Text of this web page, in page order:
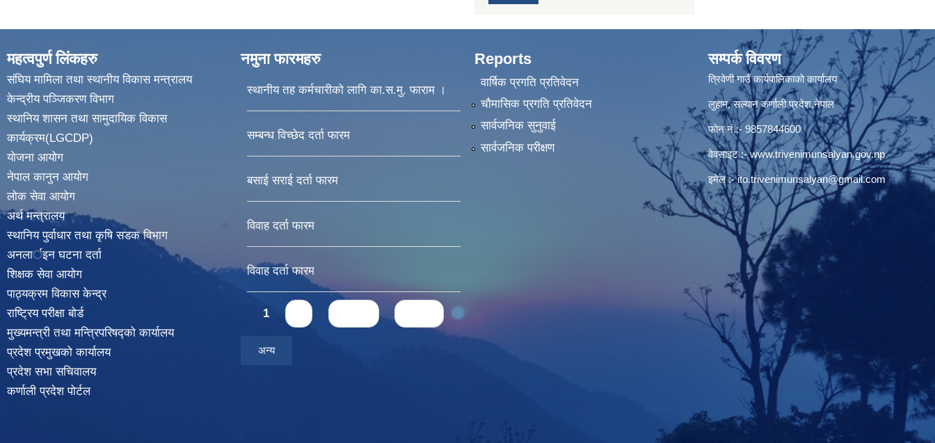
महत्वपुर्ण लिंकहरु
संघिय मामिला तथा स्थानीय विकास मन्त्रालय
केन्द्रीय पञ्जिकरण विभाग
स्थानिय शासन तथा सामुदायिक विकास
कार्यक्रम(LGCDP)
योजना आयोग
नेपाल कानुन आयोग
लोक सेवा आयोग
अर्थ मन्त्रालय
स्थानिय पुर्वाधार तथा कृषि सडक विभाग
अनलार्इन घटना दर्ता
शिक्षक सेवा आयोग
पाठ्यक्रम विकास केन्द्र
राष्ट्रिय परीक्षा बोर्ड
मुख्यमन्त्री तथा मन्त्रिपरिषद्को कार्यालय
प्रदेश प्रमुखको कार्यालय
प्रदेश सभा सचिवालय
कर्णाली प्रदेश पोर्टल
नमुना फारमहरु
स्थानीय तह कर्मचारीको लागि का.स.मु. फाराम ।
सम्बन्ध विच्छेद दर्ता फारम
बसाई सराई दर्ता फारम
विवाह दर्ता फारम
विवाह दर्ता फारम
Pages
1
अन्य
Reports
वार्षिक प्रगति प्रतिवेदन
चौमासिक प्रगति प्रतिवेदन
सार्वजनिक सुनुवाई
सार्वजनिक परीक्षण
सम्पर्क विवरण
त्रिवेणी गाउँ कार्यपालिकाकाे कार्यालय
लुहाम, सल्यान कर्णाली प्रदेश,नेपाल
फाेन नं.:- 9857844600
वेवसाइट :-www.trivenimunsalyan.gov.np
इमेल :-ito.trivenimunsalyan@gmail.com